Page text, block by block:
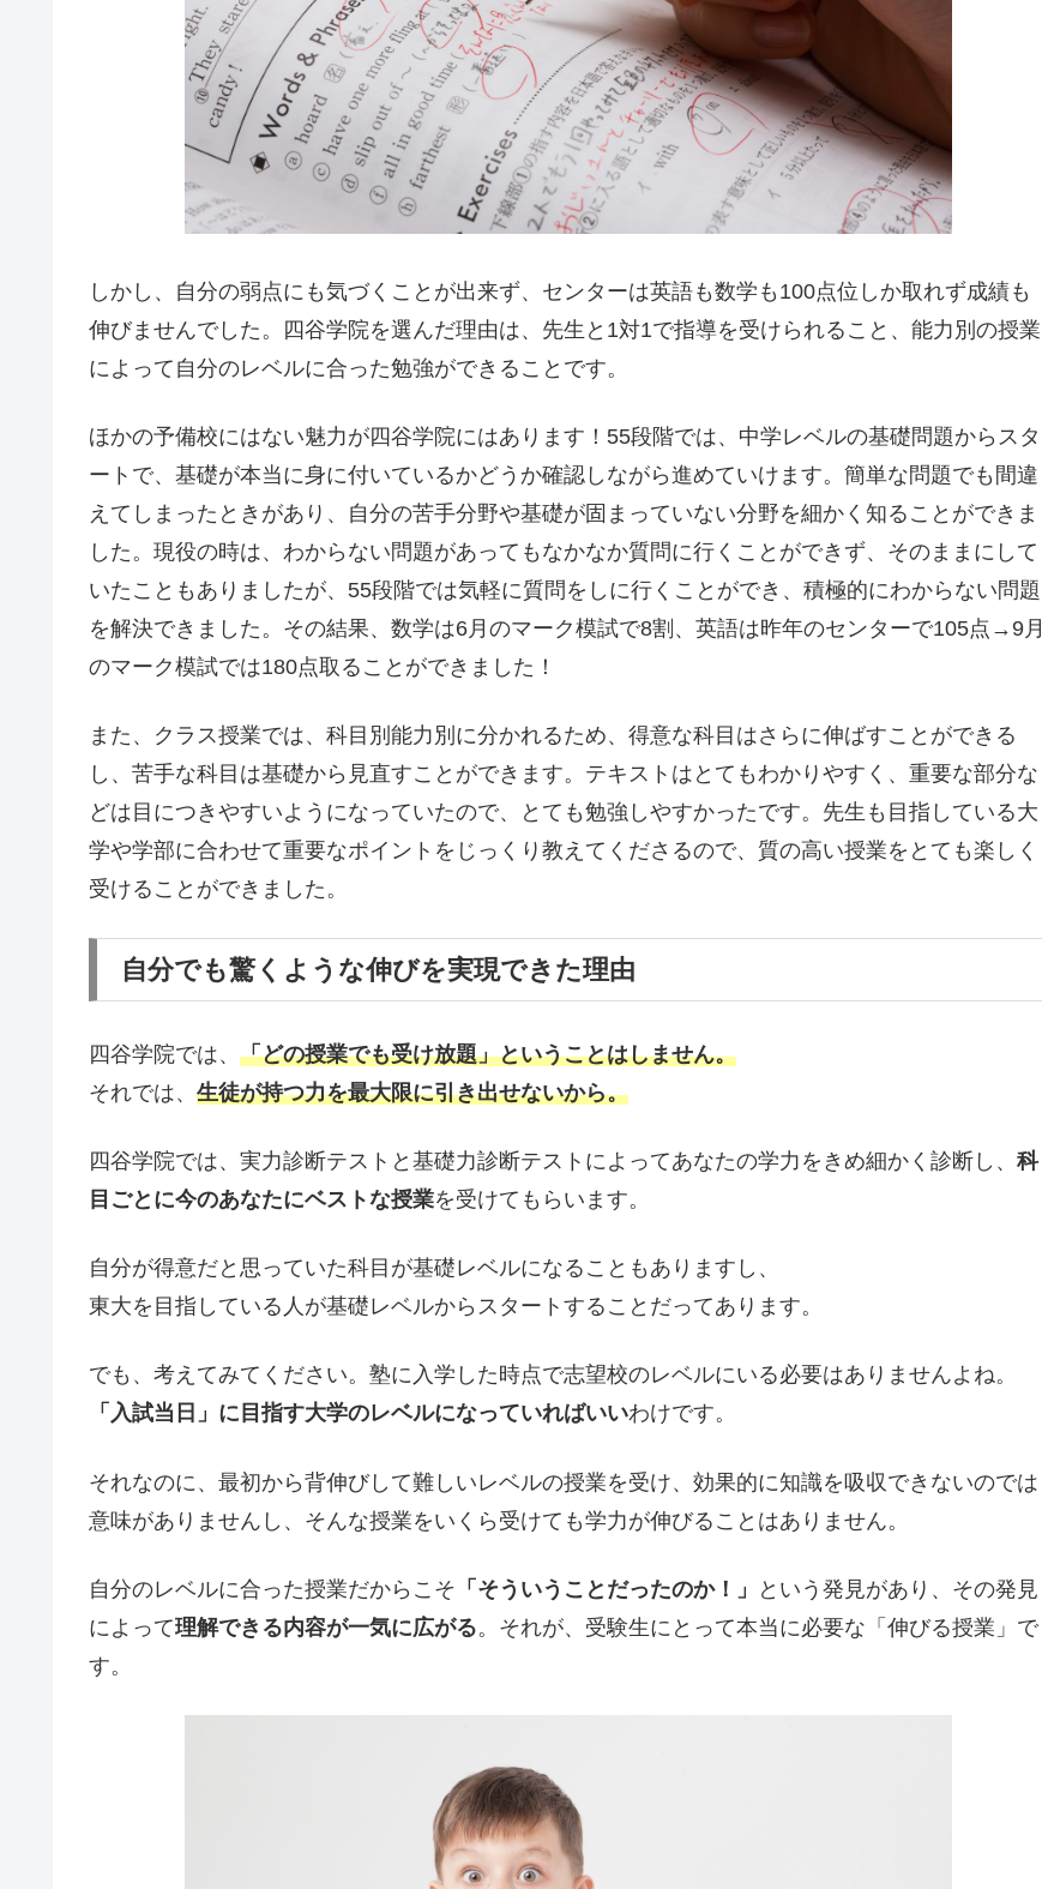
しかし、自分の弱点にも気づくことが出来ず、センターは英語も数学も100点位しか取れず成績も
伸びませんでした。四谷学院を選んだ理由は、先生と1対1で指導を受けられること、能力別の授業
によって自分のレベルに合った勉強ができることです。
ほかの予備校にはない魅力が四谷学院にはあります！55段階では、中学レベルの基礎問題からスタ
ートで、基礎が本当に身に付いているかどうか確認しながら進めていけます。簡単な問題でも間違
えてしまったときがあり、自分の苦手分野や基礎が固まっていない分野を細かく知ることができま
した。現役の時は、わからない問題があってもなかなか質問に行くことができず、そのままにして
いたこともありましたが、55段階では気軽に質問をしに行くことができ、積極的にわからない問題
を解決できました。その結果、数学は6月のマーク模試で8割、英語は昨年のセンターで105点→9月
のマーク模試では180点取ることができました！
また、クラス授業では、科目別能力別に分かれるため、得意な科目はさらに伸ばすことができる
し、苦手な科目は基礎から見直すことができます。テキストはとてもわかりやすく、重要な部分な
どは目につきやすいようになっていたので、とても勉強しやすかったです。先生も目指している大
学や学部に合わせて重要なポイントをじっくり教えてくださるので、質の高い授業をとても楽しく
受けることができました。
自分でも驚くような伸びを実現できた理由
四谷学院では、 「どの授業でも受け放題」ということはしません。
それでは、 生徒が持つ力を最大限に引き出せないから。
四谷学院では、実力診断テストと基礎力診断テストによってあなたの学力をきめ細かく診断し、 科
目ごとに今のあなたにベストな授業を受けてもらいます。
自分が得意だと思っていた科目が基礎レベルになることもありますし、
東大を目指している人が基礎レベルからスタートすることだってあります。
でも、考えてみてください。塾に入学した時点で志望校のレベルにいる必要はありませんよね。
「入試当日」に目指す大学のレベルになっていればいいわけです。
それなのに、最初から背伸びして難しいレベルの授業を受け、効果的に知識を吸収できないのでは
意味がありませんし、そんな授業をいくら受けても学力が伸びることはありません。
自分のレベルに合った授業だからこそ 「そういうことだったのか！」
という発見があり、その発見
によって理解できる内容が一気に広がる。それが、受験生にとって本当に必要な「伸びる授業」で
す。